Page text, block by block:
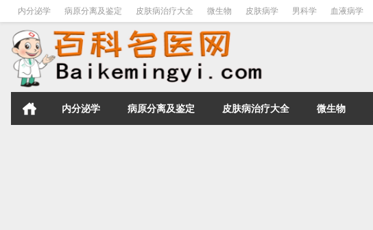
内分泌学 病原分离及鉴定 皮肤病治疗大全 微生物 皮肤病学 男科学 血液病学
内分泌学 病原分离及鉴定 皮肤病治疗大全 微生物